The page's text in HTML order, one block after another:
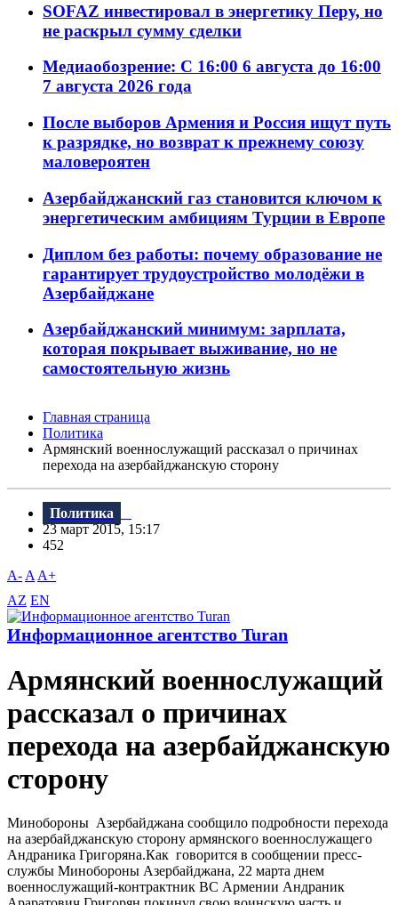
SOFAZ инвестировал в энергетику Перу, но
не раскрыл сумму сделки
Медиаобозрение: С 16:00 6 августа до 16:00
7 августа 2026 года
После выборов Армения и Россия ищут путь
к разрядке, но возврат к прежнему союзу
маловероятен
Азербайджанский газ становится ключом к
энергетическим амбициям Турции в Европе
Диплом без работы: почему образование не
гарантирует трудоустройство молодёжи в
Азербайджане
Азербайджанский минимум: зарплата,
которая покрывает выживание, но не
самостоятельную жизнь
Главная страница
Политика
Армянский военнослужащий рассказал о причинах
перехода на азербайджанскую сторону
Политика
23 март 2015, 15:17
452
A- A A+
AZ EN
Информационное агентство Turan
Армянский военнослужащий
рассказал о причинах
перехода на азербайджанскую
сторону
Минобороны Азербайджана сообщило подробности перехода
на азербайджанскую сторону армянского военнослужащего
Андраника Григоряна.Как говорится в сообщении пресс-
службы Минобороны Азербайджана, 22 марта днем
военнослужащий-контрактник ВС Армении Андраник